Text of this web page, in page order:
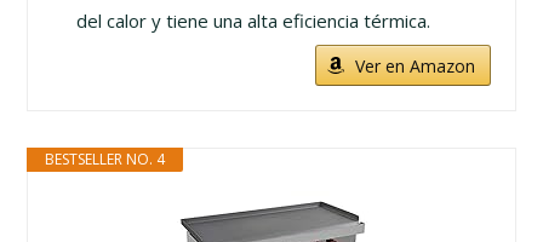
del calor y tiene una alta eficiencia térmica.
Ver en Amazon
BESTSELLER NO. 4